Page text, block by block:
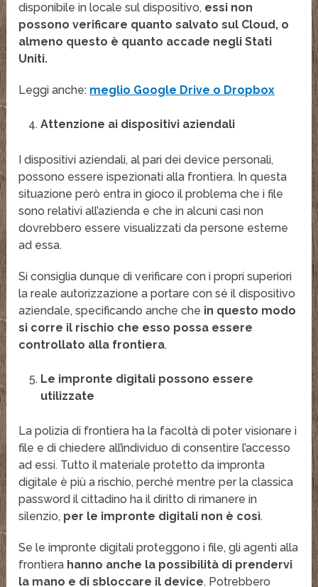
disponibile in locale sul dispositivo, essi non
possono verificare quanto salvato sul Cloud, o
almeno questo è quanto accade negli Stati
Uniti.
Leggi anche: meglio Google Drive o Dropbox
Attenzione ai dispositivi aziendali
I dispositivi aziendali, al pari dei device personali,
possono essere ispezionati alla frontiera. In questa
situazione però entra in gioco il problema che i file
sono relativi all’azienda e che in alcuni casi non
dovrebbero essere visualizzati da persone esterne
ad essa.
Si consiglia dunque di verificare con i propri superiori
la reale autorizzazione a portare con sé il dispositivo
aziendale, specificando anche che in questo modo
si corre il rischio che esso possa essere
controllato alla frontiera.
Le impronte digitali possono essere
utilizzate
La polizia di frontiera ha la facoltà di poter visionare i
file e di chiedere all’individuo di consentire l’accesso
ad essi. Tutto il materiale protetto da impronta
digitale è più a rischio, perché mentre per la classica
password il cittadino ha il diritto di rimanere in
silenzio, per le impronte digitali non è così.
Se le impronte digitali proteggono i file, gli agenti alla
frontiera hanno anche la possibilità di prendervi
la mano e di sbloccare il device. Potrebbero